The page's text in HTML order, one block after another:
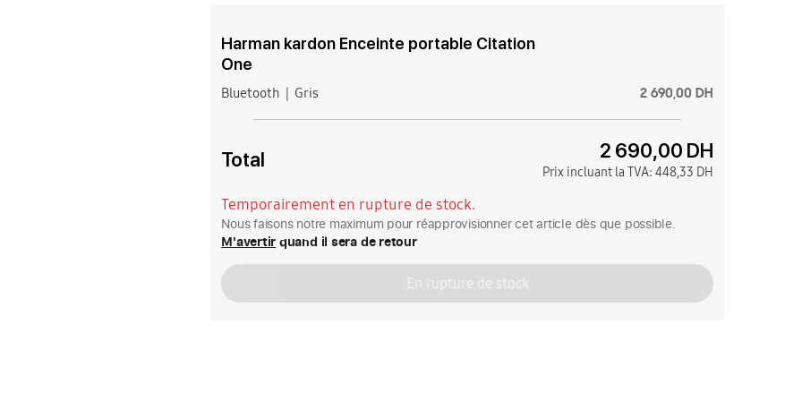
Harman kardon Enceinte portable Citation
One
Bluetooth Gris 2 690,00 DH
Total 2 690,00 DH
Prix incluant la TVA: 448,33 DH
Temporairement en rupture de stock.
Nous faisons notre maximum pour réapprovisionner cet article dès que possible.
M'avertir quand il sera de retour
En rupture de stock